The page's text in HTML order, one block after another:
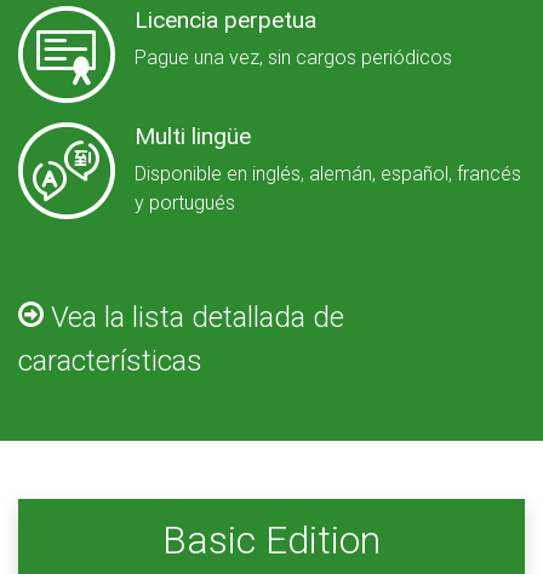
Licencia perpetua
Pague una vez, sin cargos periódicos
Multi lingüe
Disponible en inglés, alemán, español, francés
y portugués
Vea la lista detallada de
características
Basic Edition